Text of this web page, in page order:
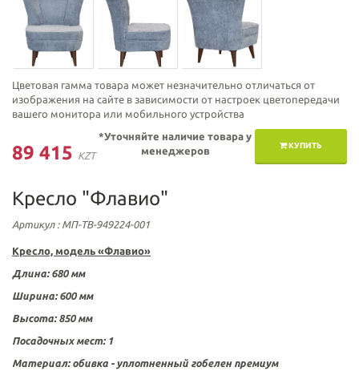
Цветовая гамма товара может незначительно отличаться от
изображения на сайте в зависимости от настроек цветопередачи
вашего монитора или мобильного устройства
89 415 KZT
КУПИТЬ
*Уточняйте наличие товара у
менеджеров
Кресло "Флавио"
Артикул: МП-ТВ-949224-001
Кресло, модель «Флавио»
Длина: 680 мм
Ширина: 600 мм
Высота: 850 мм
Посадочных мест: 1
Материал: обивка - уплотненный гобелен премиум